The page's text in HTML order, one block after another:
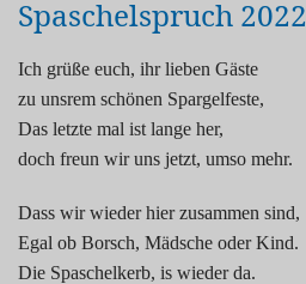
1960
1970
Spaschelspruch 2022
Ich grüße euch, ihr lieben Gäste
zu unsrem schönen Spargelfeste,
Das letzte mal ist lange her,
doch freun wir uns jetzt, umso mehr.
Dass wir wieder hier zusammen sind,
Egal ob Borsch, Mädsche oder Kind.
Die Spaschelkerb, is wieder da.